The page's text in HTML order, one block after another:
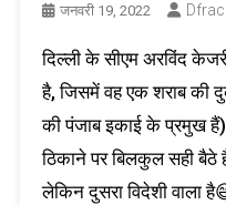
जनवरी 19, 2022 Dfrac
दिल्ली के सीएम अरविंद
है, जिसमें वह एक शराब की
की पंजाब इकाई के प्रमुख
ठिकाने पर बिलकुल सही
लेकिन दुसरा विदेशी वाला